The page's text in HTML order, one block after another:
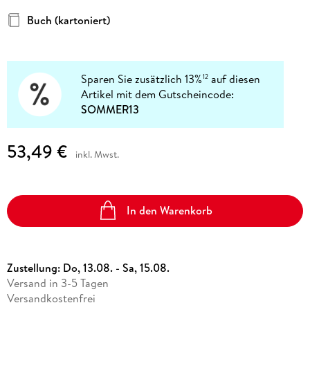
Buch (kartoniert)
Sparen Sie zusätzlich 13%12 auf diesen
Artikel mit dem Gutscheincode:
SOMMER13
53,49 € inkl. Mwst.
In den Warenkorb
Zustellung: Do, 13.08. - Sa, 15.08.
Versand in 3-5 Tagen
Versandkostenfrei